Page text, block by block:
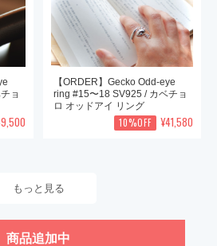
ョ
【ORDER】Gecko Odd-eye
ring #15〜18 SV925 / カベチョ
ロ オッドアイ リング
10%OFF ¥41,580
もっと見る
商品追加中